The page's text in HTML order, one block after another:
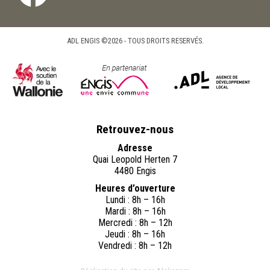
ADL ENGIS ©2026 - TOUS DROITS RESERVÉS.
Retrouvez-nous
Adresse
Quai Leopold Herten 7
4480 Engis
Heures d’ouverture
Lundi : 8h – 16h
Mardi : 8h – 16h
Mercredi : 8h – 12h
Jeudi : 8h – 16h
Vendredi : 8h – 12h